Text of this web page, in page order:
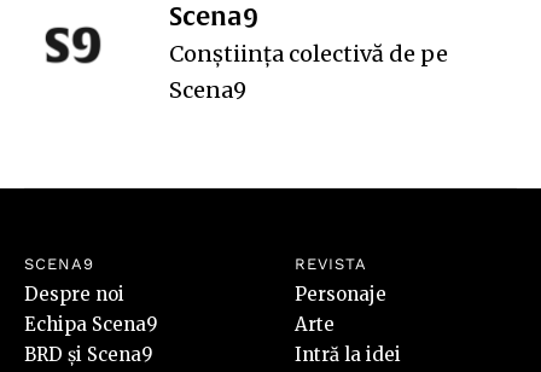
Scena9
Conștiința colectivă de pe
Scena9
SCENA9
Despre noi
Echipa Scena9
BRD și Scena9
REVISTA
Personaje
Arte
Intră la idei